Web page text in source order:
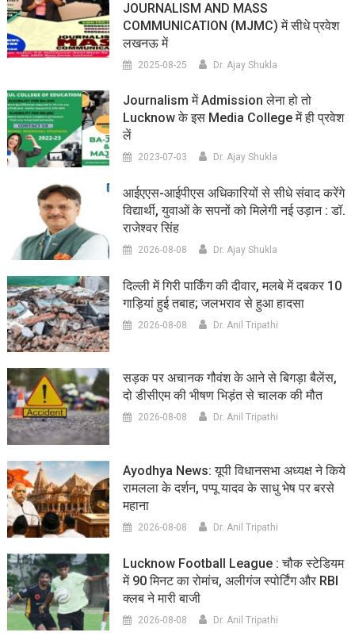
JOURNALISM AND MASS
COMMUNICATION (MJMC) में सीधे प्रवेश
लखनऊ में
2025-08-25 Dr. Ajay Shukla
Journalism में Admission लेना हो तो
Lucknow के इस Media College में ही प्रवेश
लें
2023-07-03 Dr. Ajay Shukla
आईएएस-आईपीएस अधिकारियों से सीधे संवाद करेंगे
विद्यार्थी, युवाओं के सपनों को मिलेगी नई उड़ान : डॉ.
राजेश्वर सिंह
2026-08-08 Dr. Ajay Shukla
दिल्ली में गिरी पार्किंग की दीवार, मलबे में दबकर 10
गाड़ियां हुई तबाह; जलभराव से हुआ हादसा
2026-08-08 Dr. Anil Tripathi
सड़क पर अचानक गौवंश के आने से बिगड़ा बैलेंस,
दो डीसीएम की भीषण भिड़ंत से चालक की मौत
2026-08-08 Dr. Anil Tripathi
Ayodhya News: यूपी विधानसभा अध्यक्ष ने किये
रामलला के दर्शन, पप्पू यादव के साधु भेष पर बरसे
महाना
2026-08-08 Dr. Anil Tripathi
Lucknow Football League : चौक स्टेडियम
में 90 मिनट का रोमांच, अलीगंज स्पोर्टिंग और RBI
क्लब ने मारी बाजी
2026-08-08 Dr. Anil Tripathi